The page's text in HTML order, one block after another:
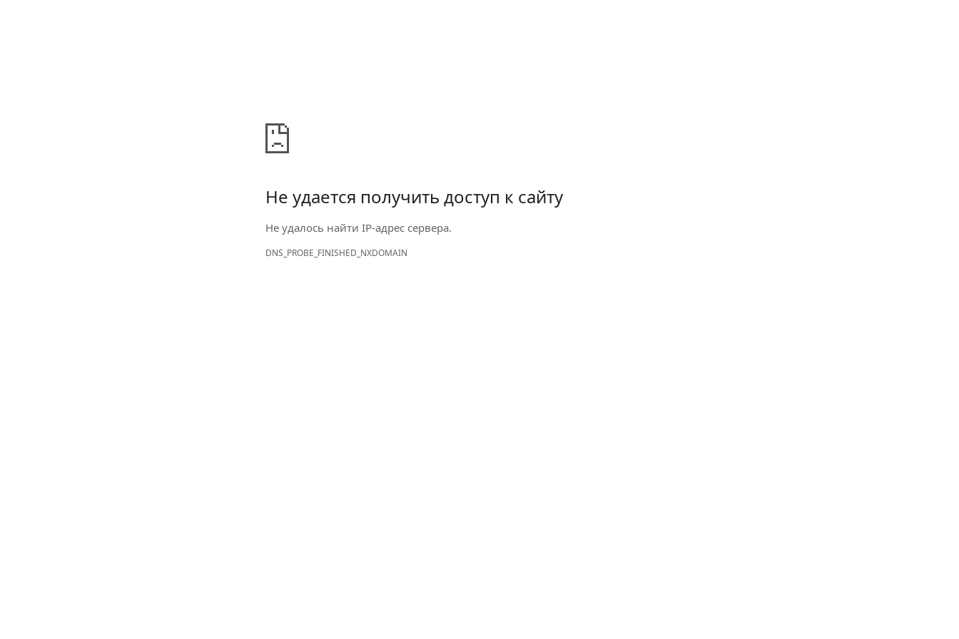
Не удается получить доступ к сайту
Не удалось найти IP-адрес сервера.
DNS_PROBE_FINISHED_NXDOMAIN